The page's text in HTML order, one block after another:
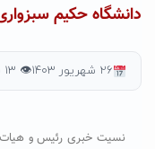
دانشگاه حکیم
۲۶ شهریور ۱۴۰۳ 👁 ۱۳ بازدید
نسیت خبری رئیس و هیات